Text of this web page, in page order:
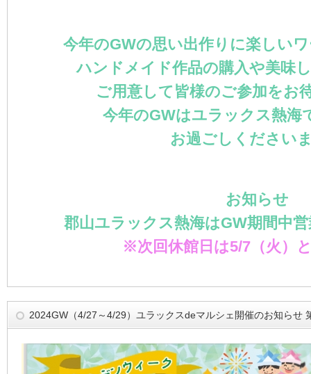
今年のGWの思い出作りに楽しい
ハンドメイド作品の購入や美味
ご用意して皆様のご参加をお
今年のGWはユラックス熱海
お過ごしください
お知らせ
郡山ユラックス熱海はGW期間中
※次回休館日は5/7（火）
2024GW（4/27～4/29）ユラックスdeマルシェ開催のお知らせ